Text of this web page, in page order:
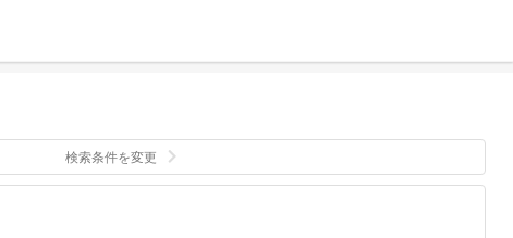
検索条件を変更